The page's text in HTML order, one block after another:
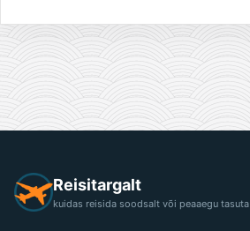
Reisitargalt
kuidas reisida soodsalt või peaaegu tasuta